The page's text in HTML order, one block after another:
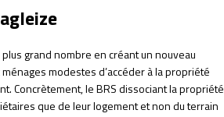
grand nombre en créant un nouveau
modestes d’accéder à la propriété
Concrètement, le BRS dissociant la propriété
que de leur logement et non du terrain